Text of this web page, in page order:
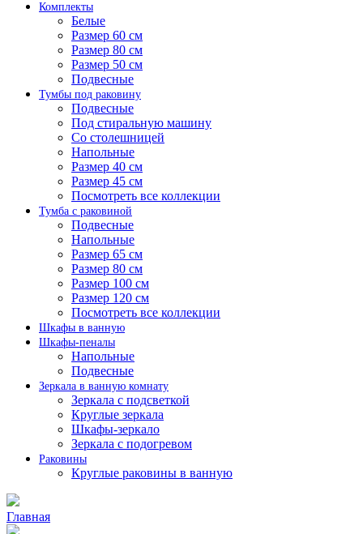
Комплекты
Белые
Размер 60 см
Размер 80 см
Размер 50 см
Подвесные
Тумбы под раковину
Подвесные
Под стиральную машину
Со столешницей
Напольные
Размер 40 см
Размер 45 см
Посмотреть все коллекции
Тумба с раковиной
Подвесные
Напольные
Размер 65 см
Размер 80 см
Размер 100 см
Размер 120 см
Посмотреть все коллекции
Шкафы в ванную
Шкафы-пеналы
Напольные
Подвесные
Зеркала в ванную комнату
Зеркала с подсветкой
Круглые зеркала
Шкафы-зеркало
Зеркала с подогревом
Раковины
Круглые раковины в ванную
Главная